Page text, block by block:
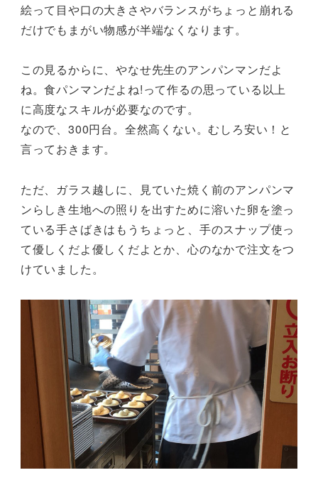
絵って目や口の大きさやバランスがちょっと崩れる
だけでもまがい物感が半端なくなります。
この見るからに、やなせ先生のアンパンマンだよ
ね。食パンマンだよね!って作るの思っている以上
に高度なスキルが必要なのです。
なので、300円台。全然高くない。むしろ安い！と
言っておきます。
ただ、ガラス越しに、見ていた焼く前のアンパンマ
ンらしき生地への照りを出すために溶いた卵を塗っ
ている手さばきはもうちょっと、手のスナップ使っ
て優しくだよ優しくだよとか、心のなかで注文をつ
けていました。